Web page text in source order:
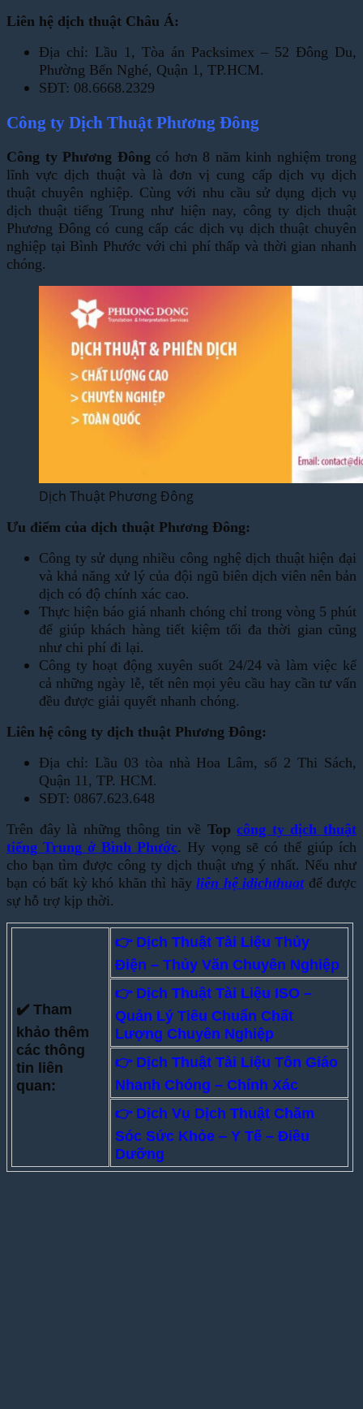
Liên hệ dịch thuật Châu Á:
Địa chỉ: Lầu 1, Tòa án Packsimex – 52 Đông Du,
Phường Bến Nghé, Quận 1, TP.HCM.
SĐT: 08.6668.2329
Công ty Dịch Thuật Phương Đông
Công ty Phương Đông có hơn 8 năm kinh nghiệm trong
lĩnh vực dịch thuật và là đơn vị cung cấp dịch vụ dịch
thuật chuyên nghiệp. Cùng với nhu cầu sử dụng dịch vụ
dịch thuật tiếng Trung như hiện nay, công ty dịch thuật
Phương Đông có cung cấp các dịch vụ dịch thuật chuyên
nghiệp tại Bình Phước với chi phí thấp và thời gian nhanh
chóng.
Dịch Thuật Phương Đông
Ưu điểm của dịch thuật Phương Đông:
Công ty sử dụng nhiều công nghệ dịch thuật hiện đại
và khả năng xử lý của đội ngũ biên dịch viên nên bản
dịch có độ chính xác cao.
Thực hiện báo giá nhanh chóng chỉ trong vòng 5 phút
để giúp khách hàng tiết kiệm tối đa thời gian cũng
như chi phí đi lại.
Công ty hoạt động xuyên suốt 24/24 và làm việc kể
cả những ngày lễ, tết nên mọi yêu cầu hay cần tư vấn
đều được giải quyết nhanh chóng.
Liên hệ công ty dịch thuật Phương Đông:
Địa chỉ: Lầu 03 tòa nhà Hoa Lâm, số 2 Thi Sách,
Quận 11, TP. HCM.
SĐT: 0867.623.648
Trên đây là những thông tin về Topcông ty dịch thuật
tiếng Trung ở Bình Phước. Hy vọng sẽ có thể giúp ích
cho bạn tìm được công ty dịch thuật ưng ý nhất. Nếu như
bạn có bất kỳ khó khăn thì hãy liên hệ idichthuatđể được
sự hỗ trợ kịp thời.
✔️ Tham
khảo thêm
các thông
tin liên
quan:
👉 Dịch Thuật Tài Liệu Thủy
Điện – Thủy Văn Chuyên Nghiệp
👉 Dịch Thuật Tài Liệu ISO –
Quản Lý Tiêu Chuẩn Chất
Lượng Chuyên Nghiệp
👉 Dịch Thuật Tài Liệu Tôn Giáo
Nhanh Chóng – Chính Xác
👉 Dịch Vụ Dịch Thuật Chăm
Sóc Sức Khỏe – Y Tế – Điều
Dưỡng